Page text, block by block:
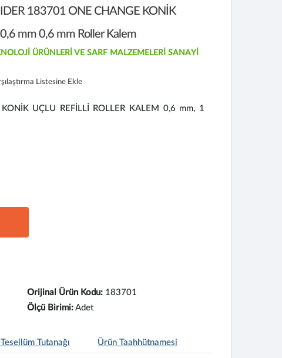
183701 ONE CHANGE KONİK
mm 0,6 mm Roller Kalem
ÜRÜNLERİ VE SARF MALZEMELERİ SANAYİ
Listesine Ekle
UÇLU REFİLLİ ROLLER KALEM 0,6 mm, 1
Orijinal Ürün Kodu: 183701
Ölçü Birimi: Adet
Tutanağı Ürün Taahhütnamesi